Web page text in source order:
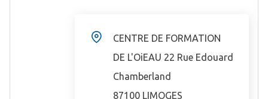
CENTRE DE FORMATION
DE L'OiEAU 22 Rue Edouard
Chamberland
87100 LIMOGES